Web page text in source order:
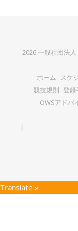
2026 一般社団法
ホーム スケ
競技規則 登録
OWSアドバ
Translate »